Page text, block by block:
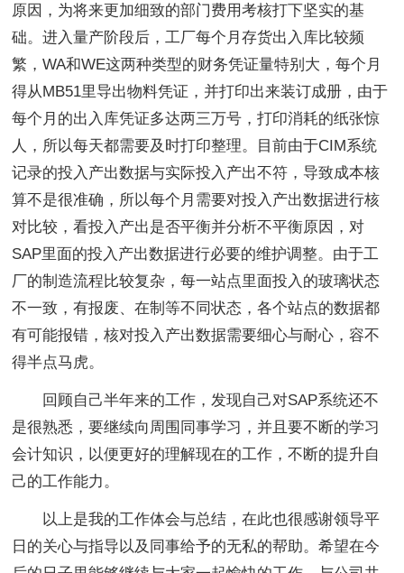
原因，为将来更加细致的部门费用考核打下坚实的基
础。进入量产阶段后，工厂每个月存货出入库比较频
繁，WA和WE这两种类型的财务凭证量特别大，每个月
得从MB51里导出物料凭证，并打印出来装订成册，由于
每个月的出入库凭证多达两三万号，打印消耗的纸张惊
人，所以每天都需要及时打印整理。目前由于CIM系统
记录的投入产出数据与实际投入产出不符，导致成本核
算不是很准确，所以每个月需要对投入产出数据进行核
对比较，看投入产出是否平衡并分析不平衡原因，对
SAP里面的投入产出数据进行必要的维护调整。由于工
厂的制造流程比较复杂，每一站点里面投入的玻璃状态
不一致，有报废、在制等不同状态，各个站点的数据都
有可能报错，核对投入产出数据需要细心与耐心，容不
得半点马虎。
回顾自己半年来的工作，发现自己对SAP系统还不
是很熟悉，要继续向周围同事学习，并且要不断的学习
会计知识，以便更好的理解现在的工作，不断的提升自
己的工作能力。
以上是我的工作体会与总结，在此也很感谢领导平
日的关心与指导以及同事给予的无私的帮助。希望在今